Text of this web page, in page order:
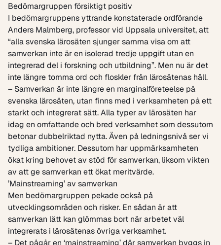
Bedömargruppen försiktigt positiv
I bedömargruppens yttrande konstaterade ordförande
Anders Malmberg, professor vid Uppsala universitet, att
“alla svenska lärosäten sjunger samma visa om att
samverkan inte är en isolerad tredje uppgift utan en
integrerad del i forskning och utbildning”. Men nu är det
inte längre tomma ord och floskler från lärosätenas håll.
– Samverkan är inte längre en marginalföreteelse på
svenska lärosäten, utan finns med i verksamheten på ett
starkt och integrerat sätt. Alla typer av lärosäten har
idag en omfattande och bred verksamhet som dessutom
betonar dubbelriktad nytta. Även på ledningsnivå ser vi
tydliga ambitioner. Dessutom har uppmärksamheten
ökat kring behovet av stöd för samverkan, liksom vikten
av att ge samverkan ett ökat meritvärde.
’Mainstreaming’ av samverkan
Men bedömargruppen pekade också på
utvecklingsområden och risker. En sådan är att
samverkan lätt kan glömmas bort när arbetet väl
integrerats i lärosätenas övriga verksamhet.
– Det pågår en ‘mainstreaming’ där samverkan byggs in